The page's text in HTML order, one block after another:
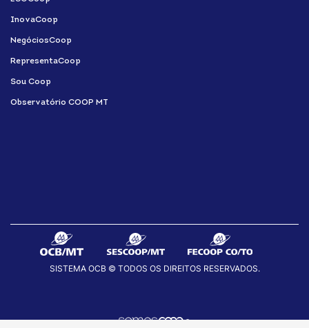
InovaCoop
NegóciosCoop
RepresentaCoop
Sou Coop
Observatório COOP MT
SISTEMA OCB © TODOS OS DIREITOS RESERVADOS.